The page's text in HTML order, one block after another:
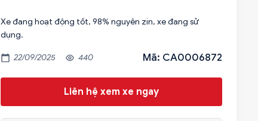
Xe đang hoạt động tốt, 98% nguyên zin, xe đang sử
dụng.
22/09/2025 440 Mã: CA0006872
Liên hệ xem xe ngay